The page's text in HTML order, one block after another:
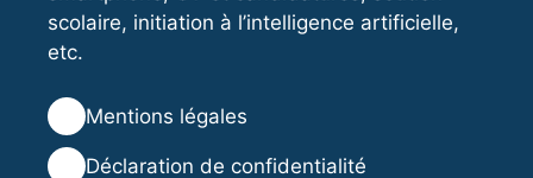
scolaire, initiation à l’intelligence artificielle,
etc.
Mentions légales
Déclaration de confidentialité